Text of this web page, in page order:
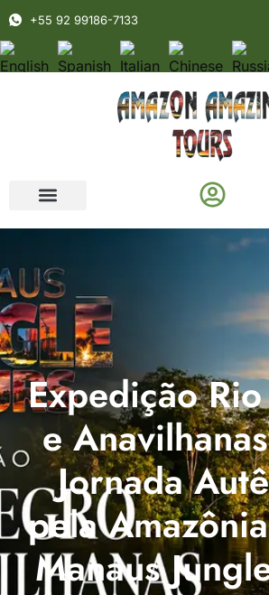
+55 92 99186-7133
Expedição
e
Jornada
pela
Manaus